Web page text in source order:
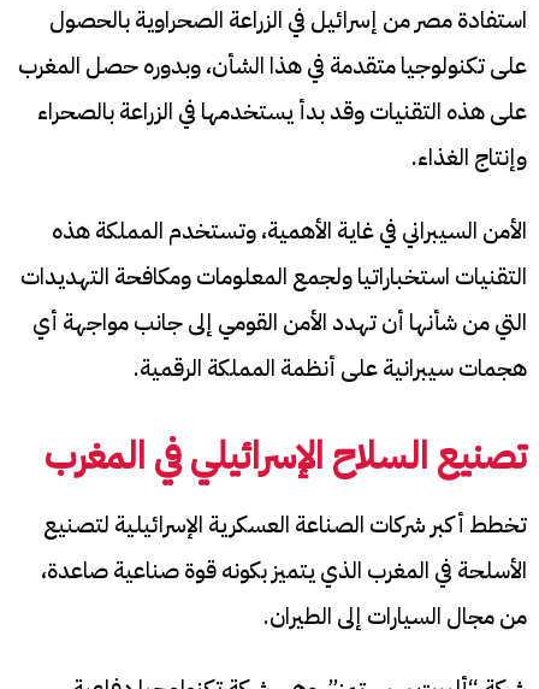
استفادة مصر من إسرائيل في الزراعة الصحراوية بالحصول
على تكنولوجيا متقدمة في هذا الشأن، وبدوره حصل المغرب
على هذه التقنيات وقد بدأ يستخدمها في الزراعة بالصحراء
وإنتاج الغذاء.
الأمن السيبراني في غاية الأهمية، وتستخدم المملكة هذه
التقنيات استخباراتيا ولجمع المعلومات ومكافحة التهديدات
التي من شأنها أن تهدد الأمن القومي إلى جانب مواجهة أي
هجمات سيبرانية على أنظمة المملكة الرقمية.
تصنيع السلاح الإسرائيلي في المغرب
تخطط أكبر شركات الصناعة العسكرية الإسرائيلية لتصنيع
الأسلحة في المغرب الذي يتميز بكونه قوة صناعية صاعدة،
من مجال السيارات إلى الطيران.